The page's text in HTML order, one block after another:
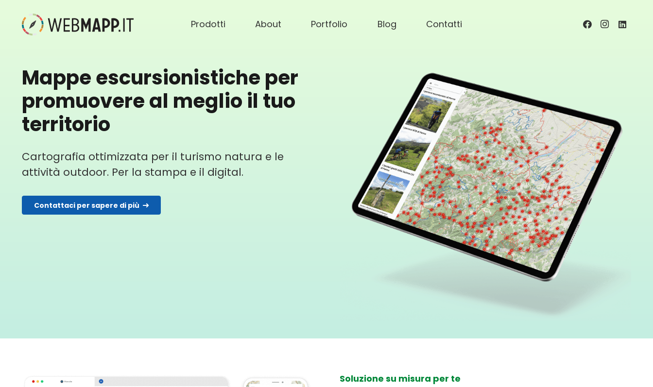
Prodotti About Portfolio Blog Contatti
Mappe escursionistiche per
promuovere al meglio il tuo
territorio
Cartografia ottimizzata per il turismo natura e le
attività outdoor. Per la stampa e il digital.
Contattaci per sapere di più
Soluzione su misura per te